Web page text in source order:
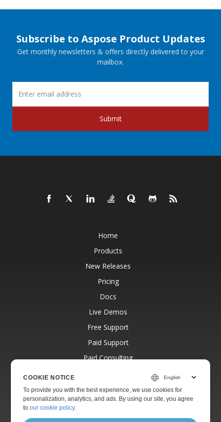
Subscribe to Aspose Product Updates
Get monthly newsletters & offers directly delivered to your
mailbox.
Submit
Home
Products
New Releases
Pricing
Docs
Live Demos
Free Support
Paid Support
Paid Consulting
Websites
About
COOKIE NOTICE
To provide you with the best experience, we use cookies for
personalization, analytics, and ads. By using our site, you agree
toour cookie policy.